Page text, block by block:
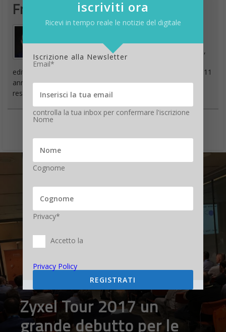
Francesco Marino
anni si occupa di innovazione, mondo digitale,
hardware, software e social. È stato direttore
editoriale della rivista scientifica Newton e ha lavorato per 11
anni al Gruppo Sole 24 Ore. È il fondatore e direttore
responsabile di Digitalic
Zyxel Tour 2017 un
grande debutto per le
iscriviti ora
Ricevi in tempo reale le notizie del digitale
Iscrizione alla Newsletter
Email*
controlla la tua inbox per confermare l'iscrizione
Nome
Cognome
Privacy*
Accetto la
Privacy Policy
REGISTRATI